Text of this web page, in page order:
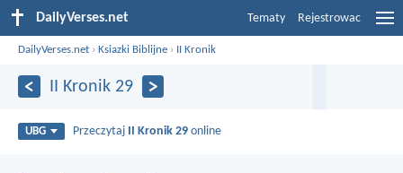
DailyVerses.net Tematy Rejestrowac
DailyVerses.net ›Ksiazki Biblijne › II Kronik
II Kronik 29
UBG Przeczytaj II Kronik 29 online